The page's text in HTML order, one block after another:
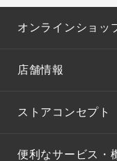
オンラインショッ
店舗情報
ストアコンセプト
便利なサービス・